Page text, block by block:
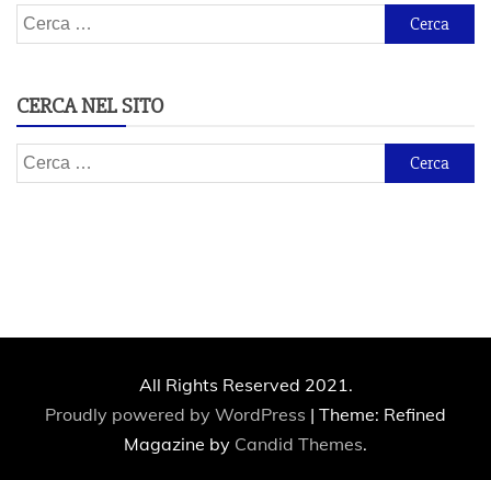
Ricerca
per:
CERCA NEL SITO
Ricerca
per:
All Rights Reserved 2021.
Proudly powered by WordPress | Theme: Refined
Magazine by Candid Themes.